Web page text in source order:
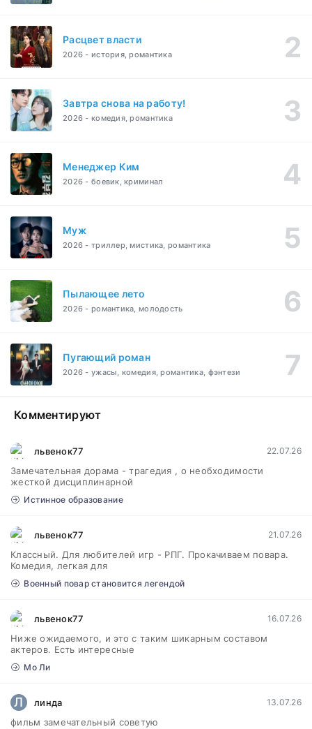
Расцвет власти
2026 - история, романтика
Завтра снова на работу!
2026 - комедия, романтика
Менеджер Ким
2026 - боевик, криминал
Муж
2026 - триллер, мистика, романтика
Пылающее лето
2026 - романтика, молодость
Пугающий роман
2026 - ужасы, комедия, романтика, фэнтези
Комментируют
львенок77 22.07.26
Замечательная дорама - трагедия , о необходимости
жесткой дисциплинарной
Истинное образование
львенок77 21.07.26
Классный. Для любителей игр - РПГ. Прокачиваем повара.
Комедия, легкая для
Военный повар становится легендой
львенок77 16.07.26
Ниже ожидаемого, и это с таким шикарным составом
актеров. Есть интересные
Мо Ли
Л линда 13.07.26
фильм замечательный советую